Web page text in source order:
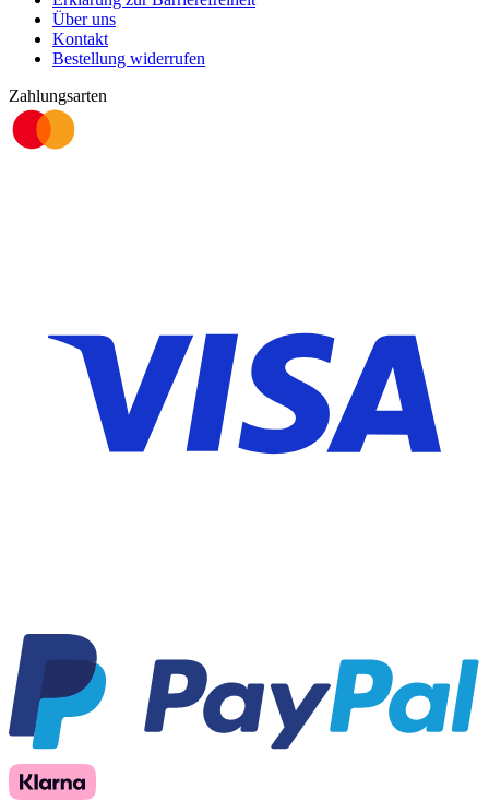
Über uns
Kontakt
Bestellung widerrufen
Zahlungsarten